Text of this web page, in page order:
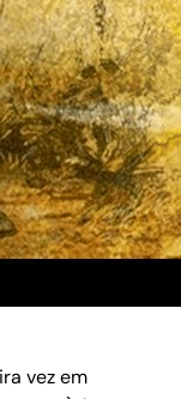
vez em